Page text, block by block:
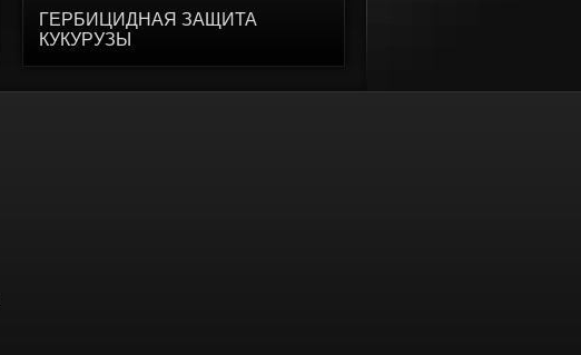
ГЕРБИЦИДНАЯ ЗАЩИТА
КУКУРУЗЫ